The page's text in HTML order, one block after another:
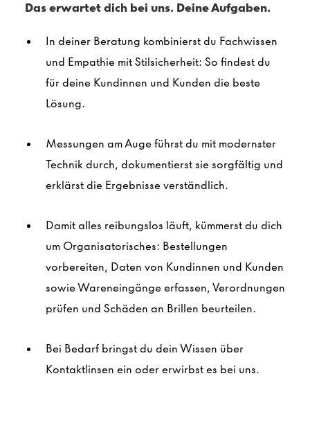
Das erwartet dich bei uns. Deine Aufgaben.
In deiner Beratung kombinierst du Fachwissen
und Empathie mit Stilsicherheit: So findest du
für deine Kundinnen und Kunden die beste
Lösung.
Messungen am Auge führst du mit modernster
Technik durch, dokumentierst sie sorgfältig und
erklärst die Ergebnisse verständlich.
Damit alles reibungslos läuft, kümmerst du dich
um Organisatorisches: Bestellungen
vorbereiten, Daten von Kundinnen und Kunden
sowie Wareneingänge erfassen, Verordnungen
prüfen und Schäden an Brillen beurteilen.
Bei Bedarf bringst du dein Wissen über
Kontaktlinsen ein oder erwirbst es bei uns.